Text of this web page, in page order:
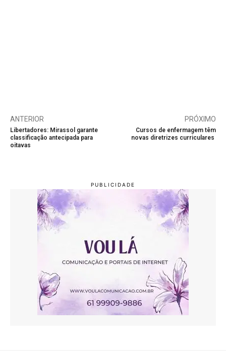
ANTERIOR
Libertadores: Mirassol garante
classificação antecipada para
oitavas
PRÓXIMO
Cursos de enfermagem têm
novas diretrizes curriculares